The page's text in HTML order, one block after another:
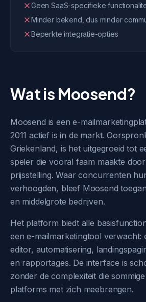
Geen SaaS-specifieke
Minder bekend, dus minder
Beperkte integratie-opties
Wat is Moosend?
Moosend is een e-
2011 actief is in de markt.
Griekenland, is het uitgegroeid tot
speler die vooral faam maakte
prijsstelling. Waar concurrenten
verhoogden, bleef Moosend
en middelgrote bedrijven.
Het platform biedt alle
een e-mailmarketingtool verwacht:
editor, automatisering,
en rapportages. De interface is
zonder de complexiteit die
platforms met zich meebrengen.